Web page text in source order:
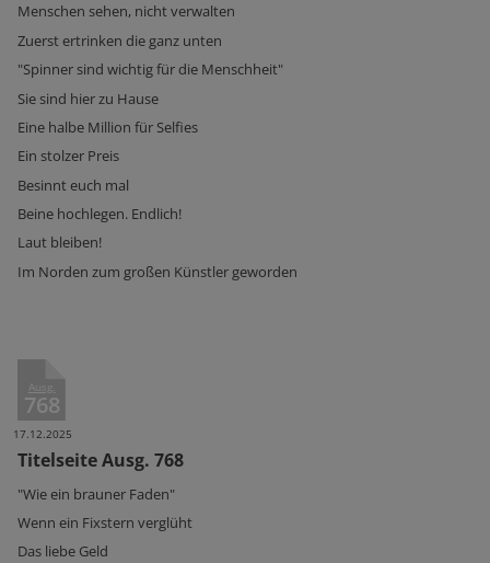
Menschen sehen, nicht verwalten
Zuerst ertrinken die ganz unten
"Spinner sind wichtig für die Menschheit"
Sie sind hier zu Hause
Eine halbe Million für Selfies
Ein stolzer Preis
Besinnt euch mal
Beine hochlegen. Endlich!
Laut bleiben!
Im Norden zum großen Künstler geworden
Ausg.
768
17.12.2025
Titelseite Ausg. 768
"Wie ein brauner Faden"
Wenn ein Fixstern verglüht
Das liebe Geld